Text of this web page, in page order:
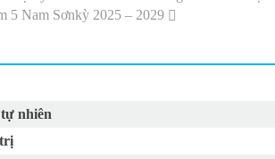
5 Nam Sơnkỳ 2025 – 2029
nhiên